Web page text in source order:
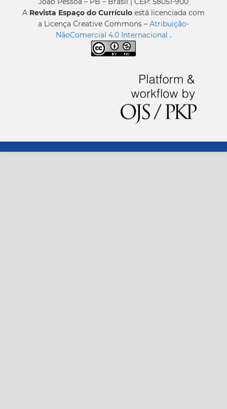
A Revista Espaço do Currículo está licenciada com
a Licença Creative Commons – Atribuição-
NãoComercial 4.0 Internacional .